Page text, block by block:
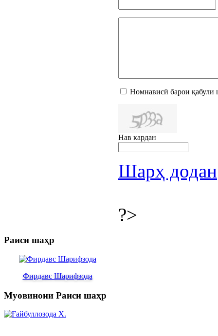
Номнависӣ барои қабули
Нав кардан
Шарҳ додан
?>
Раиси шаҳр
Фирдавс Шарифзода
Муовинони Раиси шаҳр